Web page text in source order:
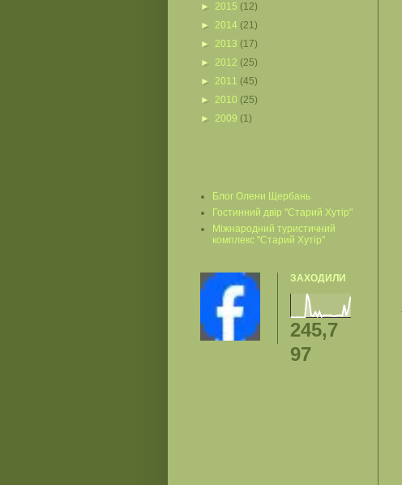
► 2015 (12)
► 2014 (21)
► 2013 (17)
► 2012 (25)
► 2011 (45)
► 2010 (25)
► 2009 (1)
Блог Олени Щербань
Гостинний двір "Старий Хутір"
Міжнародний туристичний
комплекс "Старий Хутір"
ЗАХОДИЛИ
245,7
97